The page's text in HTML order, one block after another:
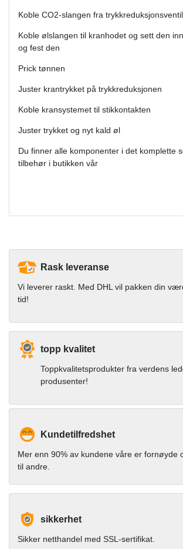
Koble CO2-slangen fra
Koble ølslangen til kranhodet og sett den
og fest den
Prick tønnen
Juster krantrykket på trykkreduksjonen
Koble kransystemet til stikkontakten
Juster trykket og nyt kald øl
Du finner alle komponenter i det komplette
tilbehør i butikken vår
Rask leveranse
Vi leverer raskt. Med DHL vil pakken din
tid!
topp kvalitet
Toppkvalitetsprodukter fra verdens
produsenter!
Kundetilfredshet
Mer enn 90% av kundene våre er fornøyde
til andre.
sikkerhet
Sikker netthandel med SSL-sertifikat.